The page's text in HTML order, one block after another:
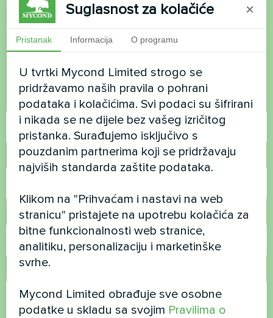
Želite kupiti ili imate
pitanja?
Kontaktirajte nas i mi ćemo vam pomoći
Ime
Broj telefona
E-pošta
Suglasnost za kolačiće ×
Pristanak Informacija O programu
U tvrtki Mycond Limited strogo se
pridržavamo naših pravila o pohrani
podataka i kolačićima. Svi podaci su šifrirani
i nikada se ne dijele bez vašeg izričitog
pristanka. Surađujemo isključivo s
pouzdanim partnerima koji se pridržavaju
najviših standarda zaštite podataka.
Klikom na "Prihvaćam i nastavi na web
stranicu" pristajete na upotrebu kolačića za
bitne funkcionalnosti web stranice,
analitiku, personalizaciju i marketinške
svrhe.
Mycond Limited obrađuje sve osobne
podatke u skladu sa svojim Pravilima o